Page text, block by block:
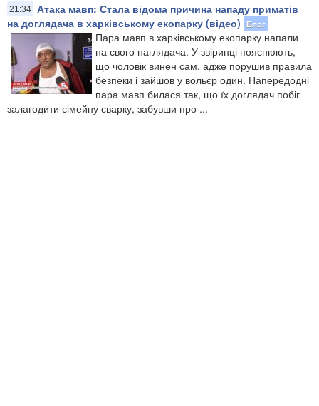
21:34 Атака мавп: Стала відома причина нападу приматів
на доглядача в харківському екопарку (відео)
Блог
Пара мавп в харківському екопарку напали
на свого наглядача. У звіринці пояснюють,
що чоловік винен сам, адже порушив правила
безпеки і зайшов у вольєр один. Напередодні
пара мавп билася так, що їх доглядач побіг
залагодити сімейну сварку, забувши про ...